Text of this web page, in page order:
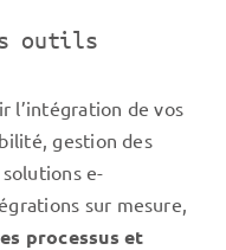
outils
l’intégration de vos
gestion des
e-
sur mesure,
processus et